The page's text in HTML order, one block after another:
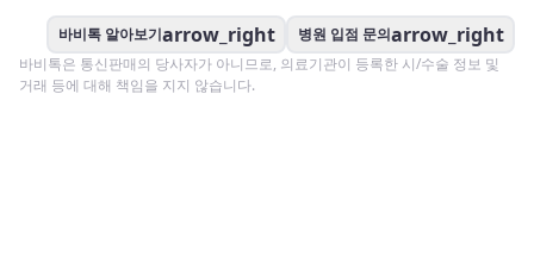
바비톡 알아보기arrow_right 병원 입점 문의arrow_right
바비톡은 통신판매의 당사자가 아니므로, 의료기관이 등록한 시/수술 정보 및
거래 등에 대해 책임을 지지 않습니다.